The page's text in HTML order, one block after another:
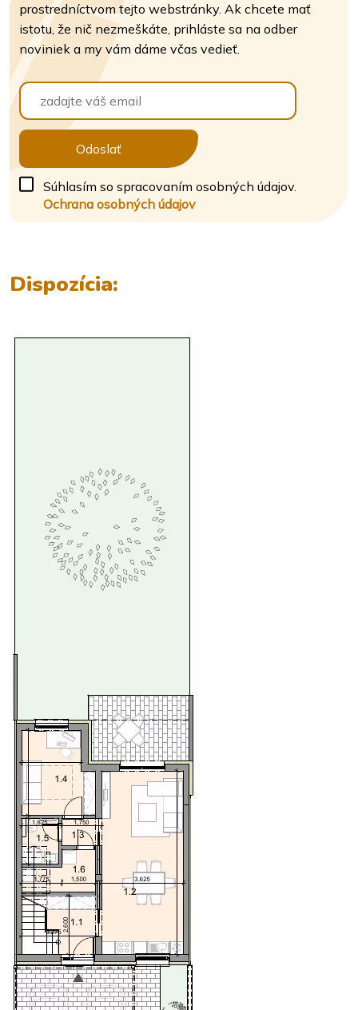
prostredníctvom tejto webstránky. Ak chcete mať
istotu, že nič nezmeškáte, prihláste sa na odber
noviniek a my vám dáme včas vedieť.
Odoslať
Súhlasím so spracovaním osobných údajov.
Ochrana osobných údajov
Dispozícia: